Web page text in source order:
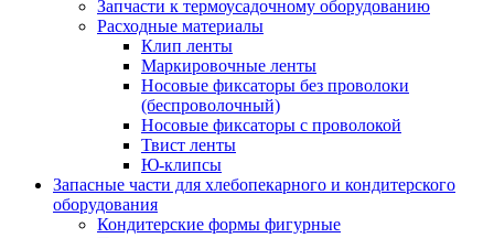
Запчасти к термоусадочному оборудованию
Расходные материалы
Клип ленты
Маркировочные ленты
Носовые фиксаторы без проволоки
(беспроволочный)
Носовые фиксаторы с проволокой
Твист ленты
Ю-клипсы
Запасные части для хлебопекарного и кондитерского
оборудования
Кондитерские формы фигурные